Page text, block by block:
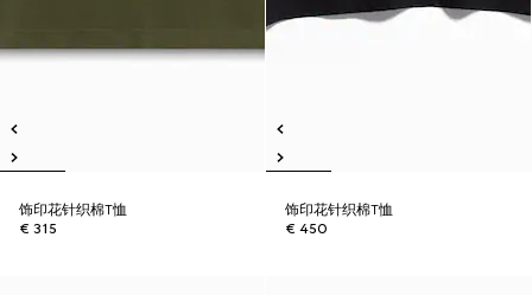
饰印花针织棉T恤
€ 315
饰印花针织棉T恤
€ 450